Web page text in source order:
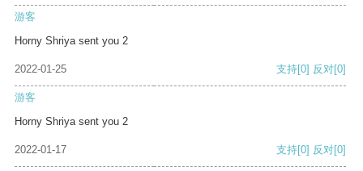
游客
Horny Shriya sent you 2
2022-01-25 支持[0] 反对[0]
游客
Horny Shriya sent you 2
2022-01-17 支持[0] 反对[0]